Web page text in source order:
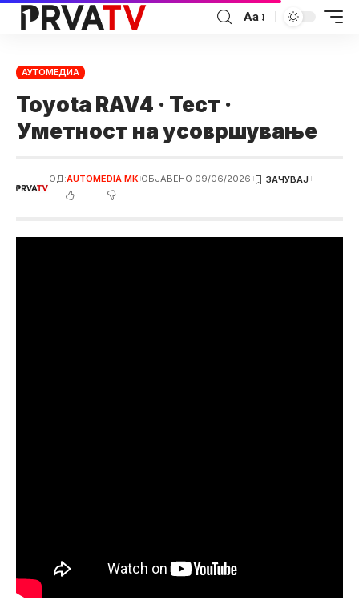
Аа
АУТОМЕДИА
Toyota RAV4 · Тест ·
Уметност на усовршување
ОД:AUTOMEDIA MK ОБЈАВЕНО 09/06/2026